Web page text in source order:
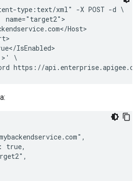
type:text/xml" -X POST -d \
name="target2">
Host>
IsEnabled>
>' \
true,